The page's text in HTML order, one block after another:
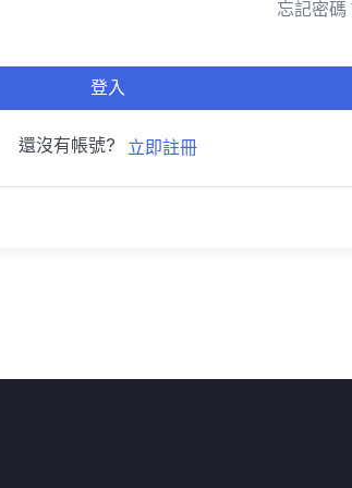
忘記密碼
登入
還沒有帳號? 立即註冊